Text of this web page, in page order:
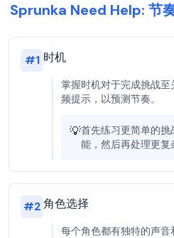
Sprunka Need Help: 节
#1 时机
掌握时机对于完成挑战
频提示，以预测节奏。
💡首先练习更简单的
能，然后再处理更复
#2角色选择
每个角色都有独特的声音